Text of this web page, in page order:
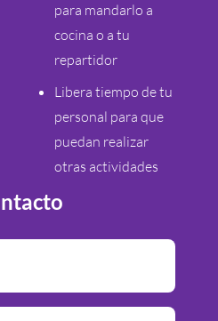
para mandarlo a
cocina o a tu
repartidor
Libera tiempo de tu
personal para que
puedan realizar
otras actividades